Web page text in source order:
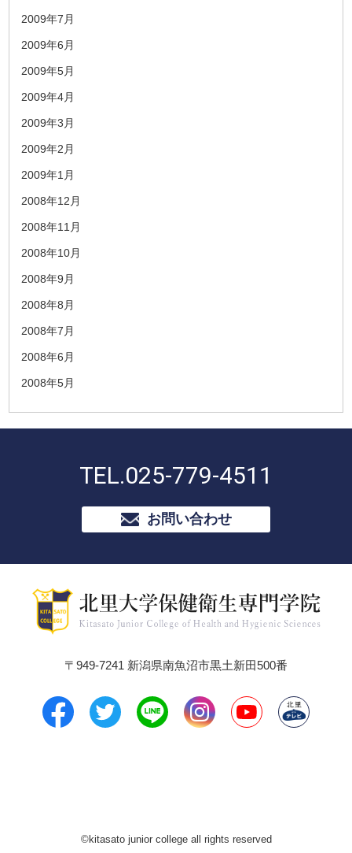
2009年7月
2009年6月
2009年5月
2009年4月
2009年3月
2009年2月
2009年1月
2008年12月
2008年11月
2008年10月
2008年9月
2008年8月
2008年7月
2008年6月
2008年5月
TEL.025-779-4511
お問い合わせ
〒949-7241 新潟県南魚沼市黒土新田500番
©kitasato junior college all rights reserved